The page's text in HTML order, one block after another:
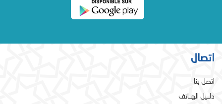
اتصال
اتصل بنا
دلـيل الهـاتف